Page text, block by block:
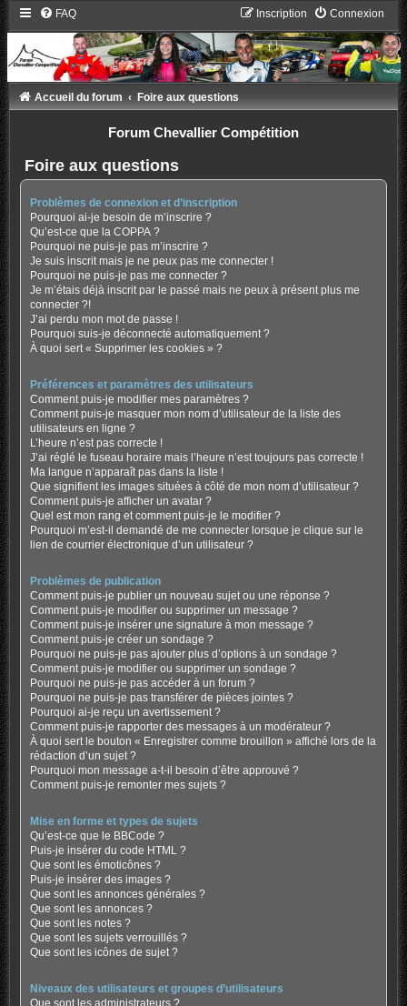
FAQ Connexion
Inscription
Accueil du forum Foire aux questions
Forum Chevallier Compétition
Foire aux questions
Problèmes de connexion et d’inscription
Pourquoi ai-je besoin de m’inscrire ?
Qu’est-ce que la COPPA ?
Pourquoi ne puis-je pas m’inscrire ?
Je suis inscrit mais je ne peux pas me connecter !
Pourquoi ne puis-je pas me connecter ?
Je m’étais déjà inscrit par le passé mais ne peux à présent plus me
connecter ?!
J’ai perdu mon mot de passe !
Pourquoi suis-je déconnecté automatiquement ?
À quoi sert « Supprimer les cookies » ?
Préférences et paramètres des utilisateurs
Comment puis-je modifier mes paramètres ?
Comment puis-je masquer mon nom d’utilisateur de la liste des
utilisateurs en ligne ?
L’heure n’est pas correcte !
J’ai réglé le fuseau horaire mais l’heure n’est toujours pas correcte !
Ma langue n’apparaît pas dans la liste !
Que signifient les images situées à côté de mon nom d’utilisateur ?
Comment puis-je afficher un avatar ?
Quel est mon rang et comment puis-je le modifier ?
Pourquoi m’est-il demandé de me connecter lorsque je clique sur le
lien de courrier électronique d’un utilisateur ?
Problèmes de publication
Comment puis-je publier un nouveau sujet ou une réponse ?
Comment puis-je modifier ou supprimer un message ?
Comment puis-je insérer une signature à mon message ?
Comment puis-je créer un sondage ?
Pourquoi ne puis-je pas ajouter plus d’options à un sondage ?
Comment puis-je modifier ou supprimer un sondage ?
Pourquoi ne puis-je pas accéder à un forum ?
Pourquoi ne puis-je pas transférer de pièces jointes ?
Pourquoi ai-je reçu un avertissement ?
Comment puis-je rapporter des messages à un modérateur ?
À quoi sert le bouton « Enregistrer comme brouillon » affiché lors de la
rédaction d’un sujet ?
Pourquoi mon message a-t-il besoin d’être approuvé ?
Comment puis-je remonter mes sujets ?
Mise en forme et types de sujets
Qu’est-ce que le BBCode ?
Puis-je insérer du code HTML ?
Que sont les émoticônes ?
Puis-je insérer des images ?
Que sont les annonces générales ?
Que sont les annonces ?
Que sont les notes ?
Que sont les sujets verrouillés ?
Que sont les icônes de sujet ?
Niveaux des utilisateurs et groupes d’utilisateurs